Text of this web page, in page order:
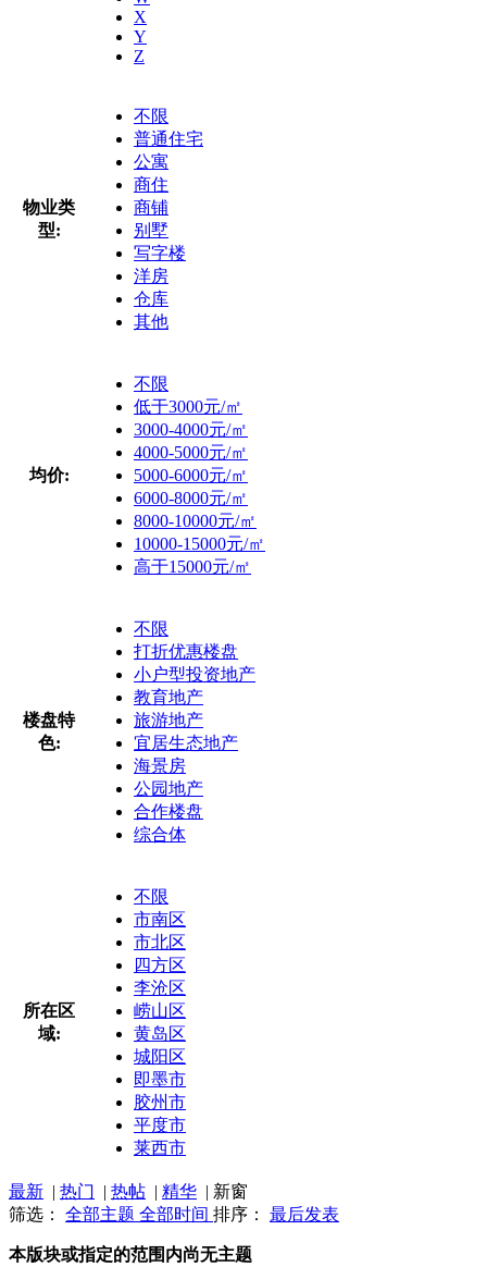
X
Y
Z
物业类
型:
不限
普通住宅
公寓
商住
商铺
别墅
写字楼
洋房
仓库
其他
均价:
不限
低于3000元/㎡
3000-4000元/㎡
4000-5000元/㎡
5000-6000元/㎡
6000-8000元/㎡
8000-10000元/㎡
10000-15000元/㎡
高于15000元/㎡
楼盘特
色:
不限
打折优惠楼盘
小户型投资地产
教育地产
旅游地产
宜居生态地产
海景房
公园地产
合作楼盘
综合体
所在区
域:
不限
市南区
市北区
四方区
李沧区
崂山区
黄岛区
城阳区
即墨市
胶州市
平度市
莱西市
最新 | 热门 | 热帖 | 精华 | 新窗
筛选： 全部主题 全部时间 排序： 最后发表
本版块或指定的范围内尚无主题